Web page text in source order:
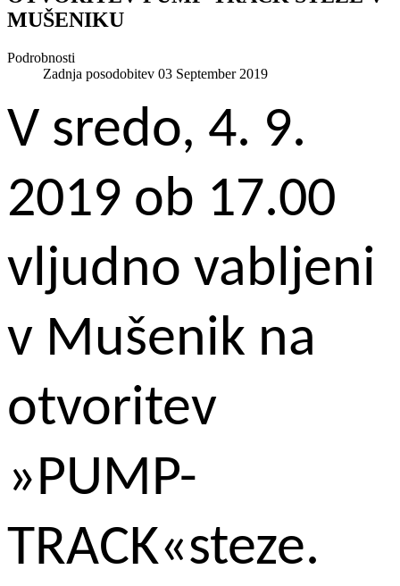
MUŠENIKU
Podrobnosti
Zadnja posodobitev 03 September 2019
V sredo, 4. 9.
2019 ob 17.00
vljudno vabljeni
v Mušenik na
otvoritev
»PUMP-
TRACK«steze.